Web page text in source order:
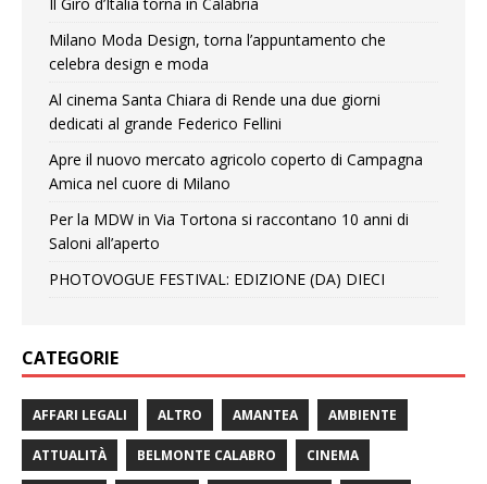
Milano Moda Design, torna l’appuntamento che
celebra design e moda
Al cinema Santa Chiara di Rende una due giorni
dedicati al grande Federico Fellini
Apre il nuovo mercato agricolo coperto di Campagna
Amica nel cuore di Milano
Per la MDW in Via Tortona si raccontano 10 anni di
Saloni all’aperto
PHOTOVOGUE FESTIVAL: EDIZIONE (DA) DIECI
CATEGORIE
AFFARI LEGALI ALTRO AMANTEA AMBIENTE
ATTUALITÀ BELMONTE CALABRO CINEMA